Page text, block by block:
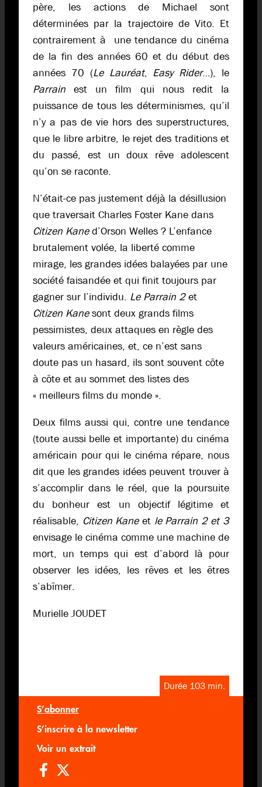
père, les actions de Michael sont
déterminées par la trajectoire de Vito. Et
contrairement à une tendance du cinéma
de la fin des années 60 et du début des
années 70 (Le Lauréat, Easy Rider…), le
Parrain est un film qui nous redit la
puissance de tous les déterminismes, qu’il
n’y a pas de vie hors des superstructures,
que le libre arbitre, le rejet des traditions et
du passé, est un doux rêve adolescent
qu’on se raconte.
N’était-ce pas justement déjà la désillusion
que traversait Charles Foster Kane dans
Citizen Kaned’Orson Welles ? L’enfance
brutalement volée, la liberté comme
mirage, les grandes idées balayées par une
société faisandée et qui finit toujours par
gagner sur l’individu. Le Parrain 2et
Citizen Kanesont deux grands films
pessimistes, deux attaques en règle des
valeurs américaines, et, ce n’est sans
doute pas un hasard, ils sont souvent côte
à côte et au sommet des listes des
« meilleurs films du monde ».
Deux films aussi qui, contre une tendance
(toute aussi belle et importante) du cinéma
américain pour qui le cinéma répare, nous
dit que les grandes idées peuvent trouver à
s’accomplir dans le réel, que la poursuite
du bonheur est un objectif légitime et
réalisable, Citizen Kaneet le Parrain 2 et 3
envisage le cinéma comme une machine de
mort, un temps qui est d’abord là pour
observer les idées, les rêves et les êtres
s’abîmer.
Murielle JOUDET
Durée 103 min.
S’abonner
S’inscrire à la newsletter
Voir un extrait